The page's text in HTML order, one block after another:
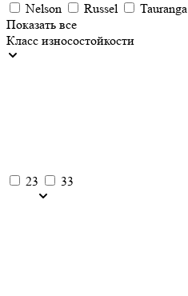
Nelson
Russel Tauranga
Показать все
Класс износостойкости
23 33